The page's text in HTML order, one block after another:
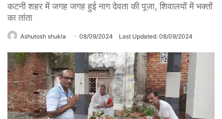
कटनी शहर में जगह जगह हुई नाग देवता की पूजा, शिवालयों में भक्तों
का तांता
Ashutosh shukla 08/09/2024 Last Updated: 08/09/2024